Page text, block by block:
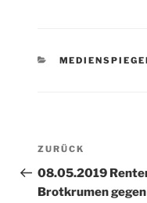
KATEGORIEN
Vorheriger
Beitrag
ZURÜCK
08.05.2019
Brotkrumen